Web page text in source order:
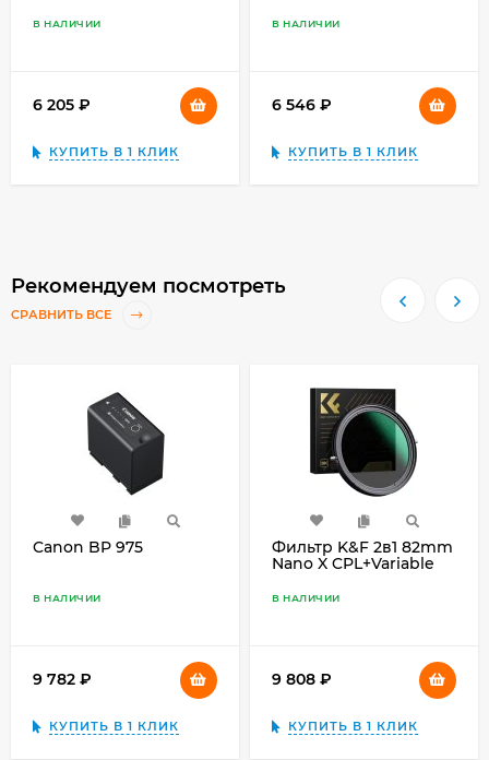
Sony
В НАЛИЧИИ
6 205
КУПИТЬ В 1 КЛИК
В НАЛИЧИИ
6 546
КУПИТЬ В 1 КЛИК
Рекомендуем посмотреть
СРАВНИТЬ ВСЕ
Canon BP 975
В НАЛИЧИИ
9 782
КУПИТЬ В 1 КЛИК
Фильтр K&F 2в1 82mm
Nano X CPL+Variable
поляризационный,
В НАЛИЧИИ
9 808
КУПИТЬ В 1 КЛИК